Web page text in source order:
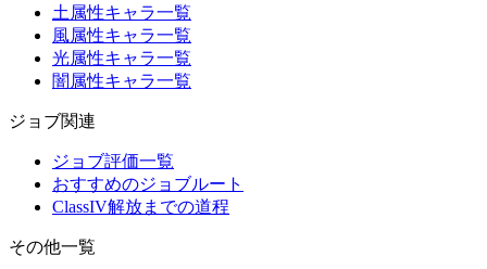
土属性キャラ一覧
風属性キャラ一覧
光属性キャラ一覧
闇属性キャラ一覧
ジョブ関連
ジョブ評価一覧
おすすめのジョブルート
ClassIV解放までの道程
その他一覧